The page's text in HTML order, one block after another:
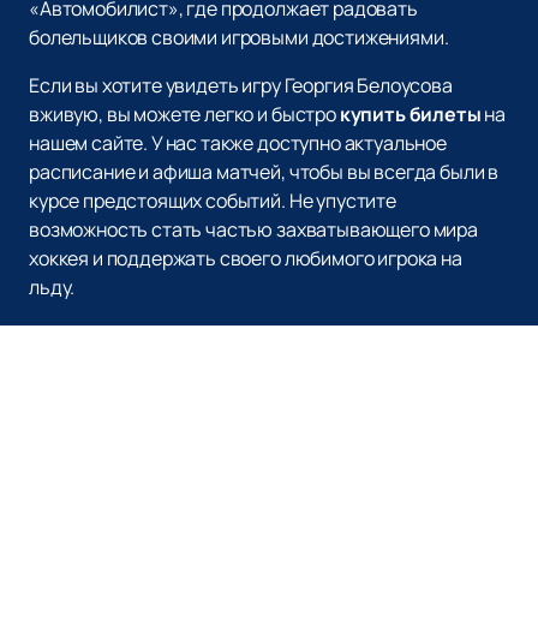
«Автомобилист», где продолжает радовать
болельщиков своими игровыми достижениями.
Если вы хотите увидеть игру Георгия Белоусова
вживую, вы можете легко и быстрокупить билетына
нашем сайте. У нас также доступно актуальное
расписание и афиша матчей, чтобы вы всегда были в
курсе предстоящих событий. Не упустите
возможность стать частью захватывающего мира
хоккея и поддержать своего любимого игрока на
льду.